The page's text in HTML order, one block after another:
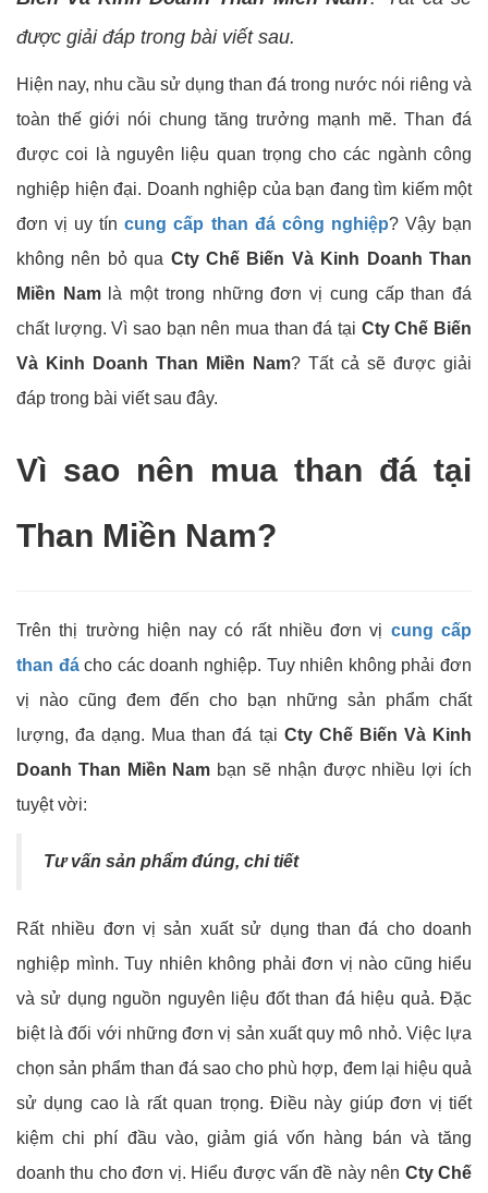
được giải đáp trong bài viết sau.
Hiện nay, nhu cầu sử dụng than đá trong nước nói riêng và
toàn thế giới nói chung tăng trưởng mạnh mẽ. Than đá
được coi là nguyên liệu quan trọng cho các ngành công
nghiệp hiện đại. Doanh nghiệp của bạn đang tìm kiếm một
đơn vị uy tíncung cấp than đá công nghiệp? Vậy bạn
không nên bỏ qua Cty Chế Biến Và Kinh Doanh Than
Miền Namlà một trong những đơn vị cung cấp than đá
chất lượng. Vì sao bạn nên mua than đá tại Cty Chế Biến
Và Kinh Doanh Than Miền Nam? Tất cả sẽ được giải
đáp trong bài viết sau đây.
Vì sao nên mua than đá tại
Than Miền Nam?
Trên thị trường hiện nay có rất nhiều đơn vị cung cấp
than đácho các doanh nghiệp. Tuy nhiên không phải đơn
vị nào cũng đem đến cho bạn những sản phẩm chất
lượng, đa dạng. Mua than đá tại Cty Chế Biến Và Kinh
Doanh Than Miền Nam bạn sẽ nhận được nhiều lợi ích
tuyệt vời:
Tư vấn sản phẩm đúng, chi tiết
Rất nhiều đơn vị sản xuất sử dụng than đá cho doanh
nghiệp mình. Tuy nhiên không phải đơn vị nào cũng hiểu
và sử dụng nguồn nguyên liệu đốt than đá hiệu quả. Đặc
biệt là đối với những đơn vị sản xuất quy mô nhỏ. Việc lựa
chọn sản phẩm than đá sao cho phù hợp, đem lại hiệu quả
sử dụng cao là rất quan trọng. Điều này giúp đơn vị tiết
kiệm chi phí đầu vào, giảm giá vốn hàng bán và tăng
doanh thu cho đơn vị. Hiểu được vấn đề này nên Cty Chế